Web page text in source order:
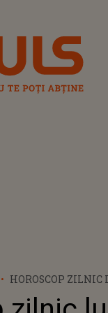
HOROSCOP
SĂPTĂMÂNĂ